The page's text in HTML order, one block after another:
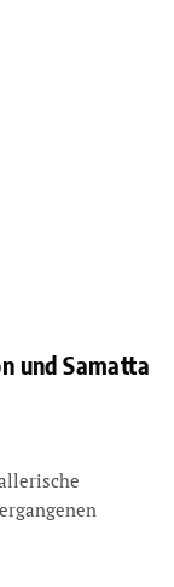
und Samatta